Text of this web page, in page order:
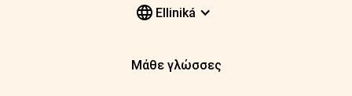
Elliniká
Μάθε γλώσσες